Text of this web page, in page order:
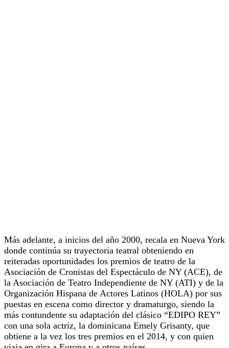
Más adelante, a inicios del año 2000, recala en Nueva York
donde continúa su trayectoria teatral obteniendo en
reiteradas oportunidades los premios de teatro de la
Asociación de Cronistas del Espectáculo de NY (ACE), de
la Asociación de Teatro Independiente de NY (ATI) y de la
Organización Hispana de Actores Latinos (HOLA) por sus
puestas en escena como director y dramaturgo, siendo la
más contundente su adaptación del clásico “EDIPO REY”
con una sola actriz, la dominicana Emely Grisanty, que
obtiene a la vez los tres premios en el 2014, y con quien